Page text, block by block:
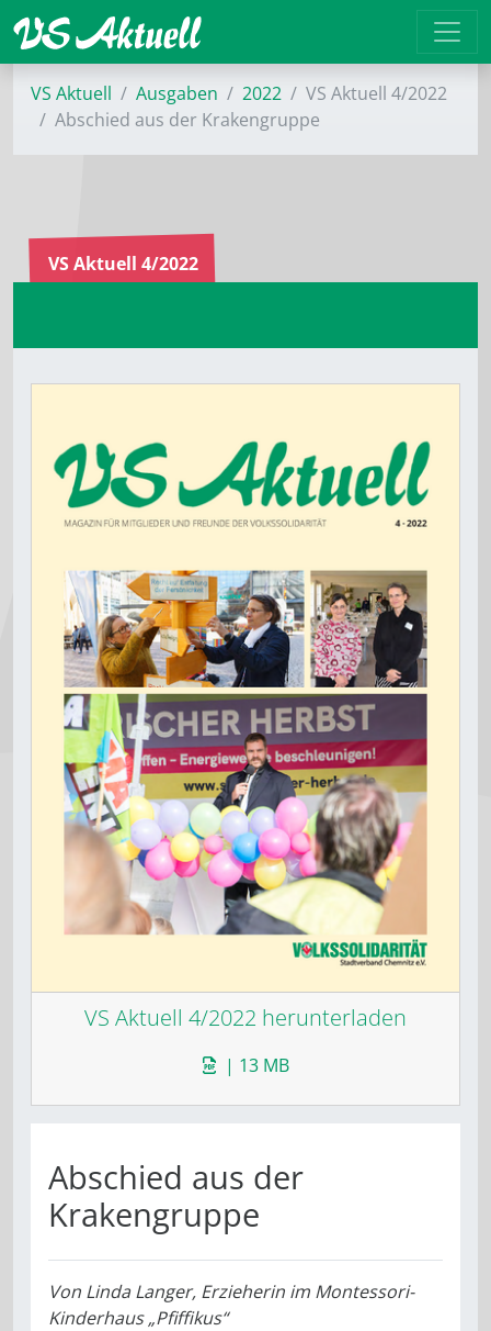
VS Aktuell Ausgaben 2022
VS Aktuell 4/2022
Abschied aus der Krakengruppe
VS Aktuell 4/2022
VS Aktuell 4/2022 herunterladen
| 13 MB
Abschied aus der
Krakengruppe
Von Linda Langer, Erzieherin im Montessori-
Kinderhaus „Pfiffikus“